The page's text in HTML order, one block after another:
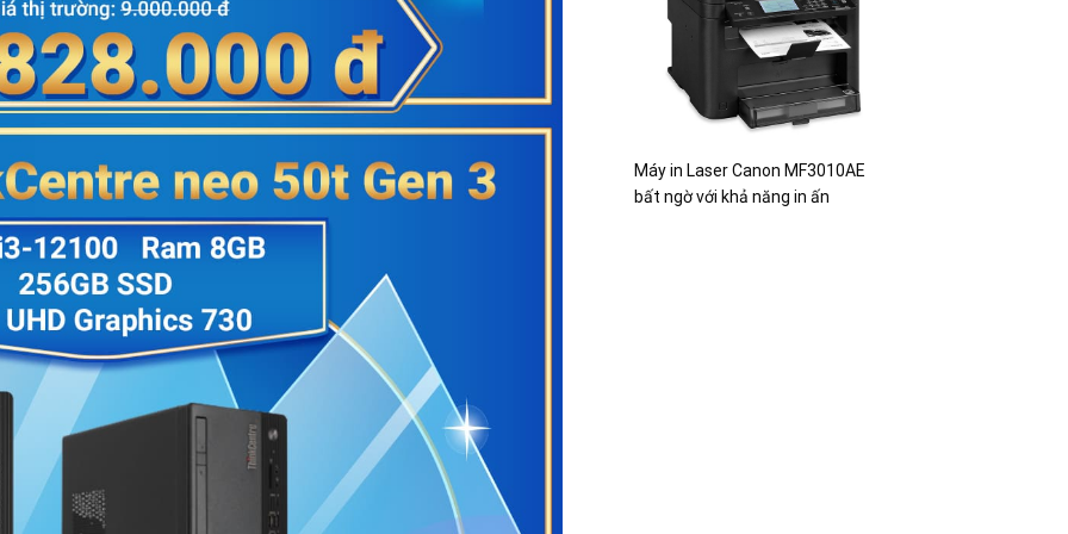
Máy in Laser Canon MF3010AE
bất ngờ với khả năng in ấn